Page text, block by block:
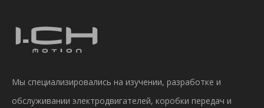
Мы специализировались на изучении, разработке и
обслуживании электродвигателей, коробки передач и